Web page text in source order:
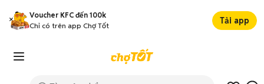
Voucher KFC đến 100k
Chỉ có trên app Chợ Tốt
Tải app